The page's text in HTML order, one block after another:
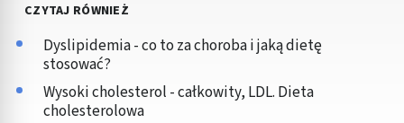
CZYTAJ RÓWNIEŻ
Dyslipidemia - co to za choroba i jaką dietę
stosować?
Wysoki cholesterol - całkowity, LDL. Dieta
cholesterolowa